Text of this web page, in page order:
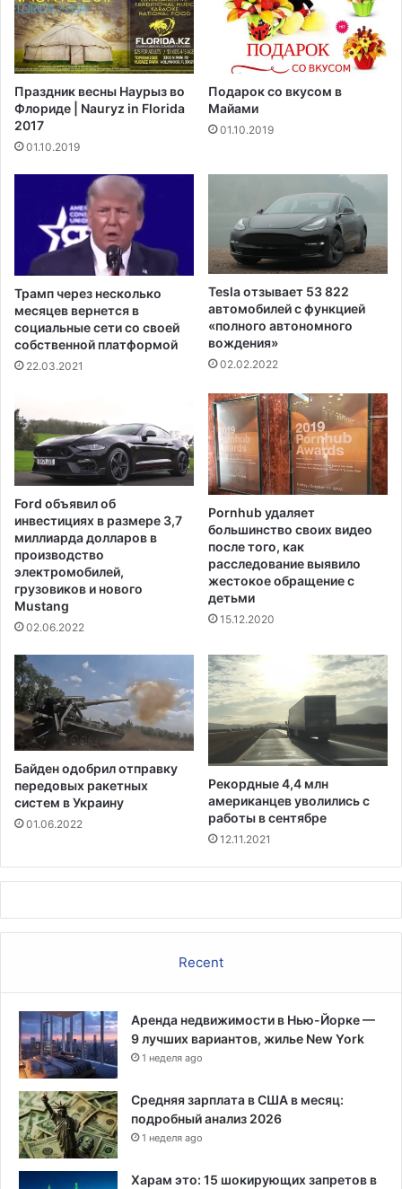
о
т
1
2
д
о
1
5
л
я
в
л
я
е
т
ч
р
е
з
н
о
е
п
о
ж
е
н
и
в
в
я
з
и
с
т
к
л
ю
ч
н
и
м
o
p
e
n
e
Праздник весны Наурыз во
Флориде | Nauryz in Florida
2017
01.10.2019
Подарок со вкусом в
Майами
01.10.2019
Трамп через несколько
месяцев вернется в
социальные сети со своей
собственной платформой
22.03.2021
Tesla отзывает 53 822
автомобилей с функцией
«полного автономного
вождения»
02.02.2022
Ford объявил об
инвестициях в размере 3,7
миллиарда долларов в
производство
электромобилей,
грузовиков и нового
Mustang
02.06.2022
Pornhub удаляет
большинство своих видео
после того, как
расследование выявило
жестокое обращение с
детьми
15.12.2020
Байден одобрил отправку
передовых ракетных
систем в Украину
01.06.2022
Рекордные 4,4 млн
американцев уволились с
работы в сентябре
12.11.2021
Recent
Аренда недвижимости в Нью-Йорке —
9 лучших вариантов, жилье New York
1 неделя ago
Средняя зарплата в США в месяц:
подробный анализ 2026
1 неделя ago
Харам это: 15 шокирующих запретов в